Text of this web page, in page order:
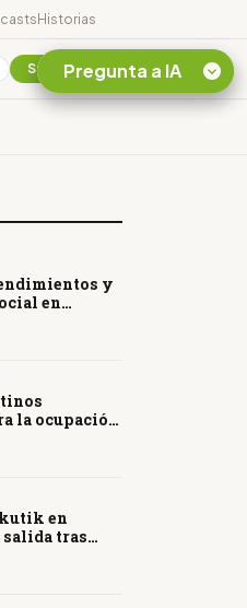
Historias
Suscribirse
y
en
la ocupación
en
salida tras
Pregunta a IA